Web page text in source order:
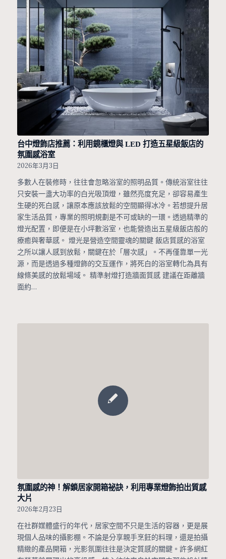
台中燈飾店推薦：利用鏡櫃燈與 LED 打造五星級飯店的
氛圍感浴室
2026年3月3日
多數人在裝修時，往往會忽略浴室的照明品質。傳統浴室往往
只安裝一盞大功率的白光吸頂燈，雖然亮度充足，卻容易產生
生硬的死白感，讓原本應該放鬆的空間顯得冰冷。若想提升居
家生活品質，專業的照明規劃是不可或缺的一環。透過精準的
燈光配置，即便是在小坪數浴室，也能營造出五星級飯店般的
療癒與奢華感。 燈光是營造空間靈魂的關鍵 飯店質感的浴室
之所以讓人感到放鬆，關鍵在於「層次感」。不再僅靠單一光
源，而是透過多種燈飾的交互運作，將死白的浴室轉化為具有
線條美感的放鬆場域。 精準射燈打造牆面質感 建議在距離牆
面約…
氛圍感的神！解鎖居家開箱祕訣，利用專業燈飾拍出質感
大片
2026年2月23日
在社群媒體盛行的年代，居家空間不只是生活的容器，更是展
現個人品味的攝影棚。不論是分享親手烹飪的料理，還是拍攝
精緻的產品開箱，光影氛圍往往是決定質感的關鍵。許多網紅